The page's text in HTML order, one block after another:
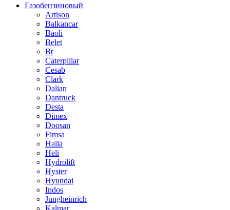
Газобензиновый
Artison
Balkancar
Baoli
Belet
Bt
Caterpillar
Cesab
Clark
Dalian
Dantruck
Desta
Dimex
Doosan
Fimsa
Halla
Heli
Hydrolift
Hyster
Hyundai
Indos
Jungheinrich
Kalmar